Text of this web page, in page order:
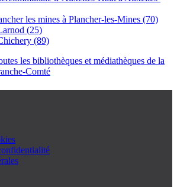
les mines à Plancher-les-Mines (70)
(25)
(89)
les bibliothèques et médiathèques de la
Comté